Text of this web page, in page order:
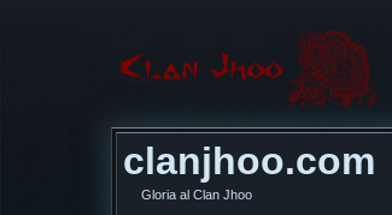
clanjhoo.com
Gloria al Clan Jhoo